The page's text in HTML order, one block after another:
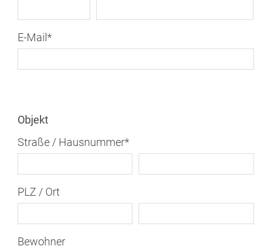
E-Mail*
Objekt
Straße / Hausnummer*
PLZ / Ort
Bewohner